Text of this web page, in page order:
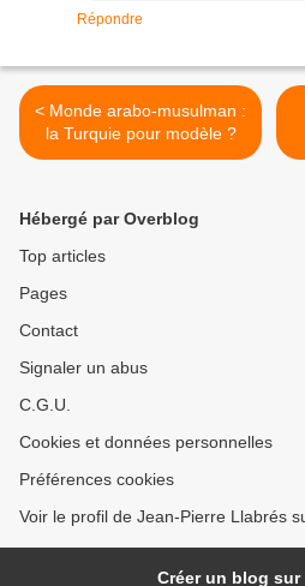
Répondre
< Monde arabo-musulman :
la Turquie pour modèle ?
Hébergé par Overblog
Top articles
Pages
Contact
Signaler un abus
C.G.U.
Cookies et données personnelles
Préférences cookies
Voir le profil de Jean-Pierre Llabrés
Créer un blog sur